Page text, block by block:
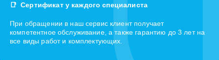
Сертификат у каждого специалиста
При обращении в наш сервис клиент получает
компетентное обслуживание, а также гарантию до 3 лет на
все виды работ и комплектующих.